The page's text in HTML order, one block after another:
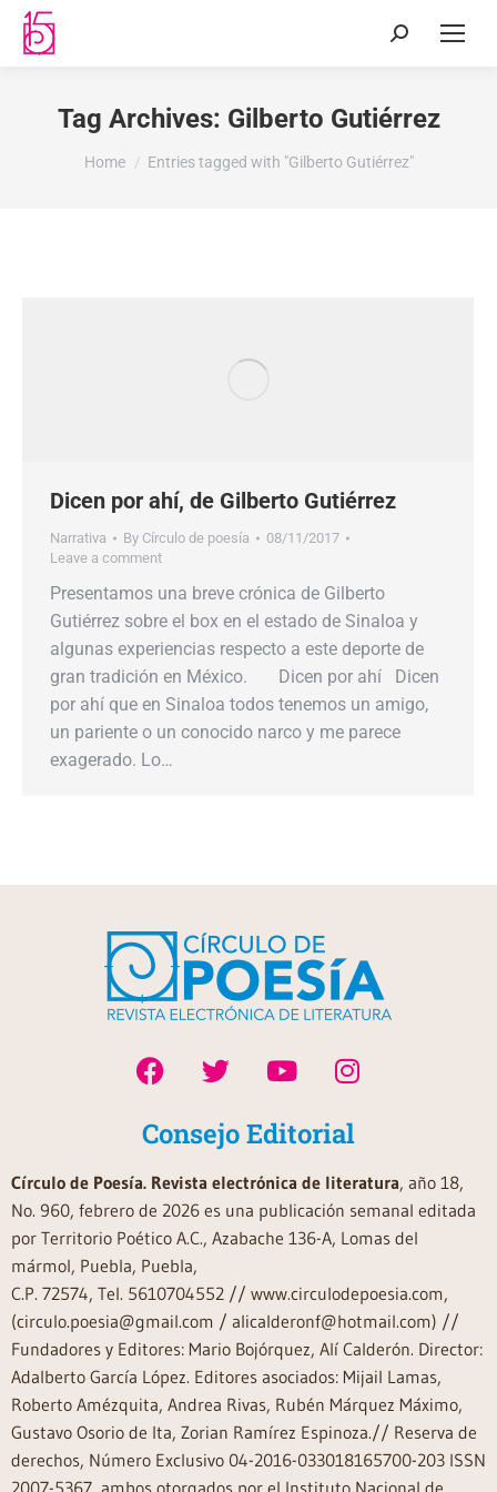
Tag Archives: Gilberto Gutiérrez
You are here:
Home Entries tagged with "Gilberto Gutiérrez"
Dicen por ahí, de Gilberto Gutiérrez
Narrativa By Círculo de poesía
08/11/2017
Leave a comment
Presentamos una breve crónica de Gilberto
Gutiérrez sobre el box en el estado de Sinaloa y
algunas experiencias respecto a este deporte de
gran tradición en México. Dicen por ahí Dicen
por ahí que en Sinaloa todos tenemos un amigo,
un pariente o un conocido narco y me parece
exagerado. Lo…
Consejo Editorial
Círculo de Poesía. Revista electrónica de literatura, año 18,
No. 960, febrero de 2026 es una publicación semanal editada
por Territorio Poético A.C., Azabache 136-A, Lomas del
mármol, Puebla, Puebla,
C.P. 72574, Tel. 5610704552 // www.circulodepoesia.com,
(circulo.poesia@gmail.com / alicalderonf@hotmail.com) //
Fundadores y Editores: Mario Bojórquez, Alí Calderón. Director:
Adalberto García López. Editores asociados: Mijail Lamas,
Roberto Amézquita, Andrea Rivas, Rubén Márquez Máximo,
Gustavo Osorio de Ita, Zorian Ramírez Espinoza.// Reserva de
derechos, Número Exclusivo 04-2016-033018165700-203 ISSN